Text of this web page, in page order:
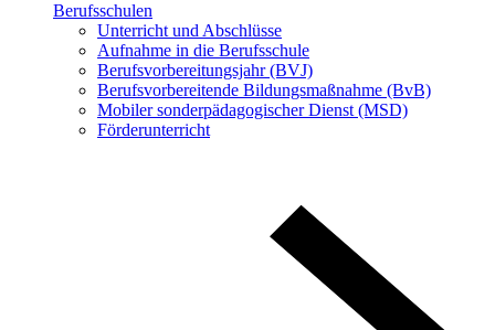
Berufsschulen
Unterricht und Abschlüsse
Aufnahme in die Berufsschule
Berufsvorbereitungsjahr (BVJ)
Berufsvorbereitende Bildungsmaßnahme (BvB)
Mobiler sonderpädagogischer Dienst (MSD)
Förderunterricht